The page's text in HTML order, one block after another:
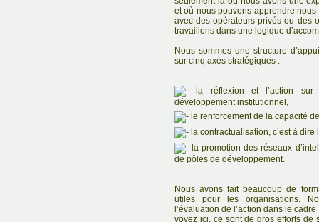
et où nous pouvons apprendre
avec des opérateurs privés ou des
travaillons dans une logique
Nous sommes une structure
sur cinq axes stratégiques :
la réflexion et l’action
développement institutionnel,
le renforcement de la capacité
la contractualisation, c’est à
la promotion des réseaux
de pôles de développement.
Nous avons fait beaucoup de
utiles pour les organisations.
l’évaluation de l’action dans le
voyez ici, ce sont de gros efforts de